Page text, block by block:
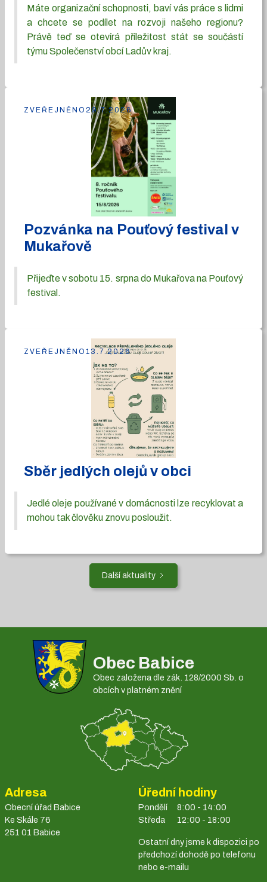
Máte organizační schopnosti, baví vás práce s lidmi
a chcete se podílet na rozvoji našeho regionu?
Právě teď se otevírá příležitost stát se součástí
týmu Společenství obcí Ladův kraj.
Pozvánka na Pouťový festival v
Mukařově
Přijeďte v sobotu 15. srpna do Mukařova na Pouťový
festival.
ZVEŘEJNĚNO 29.7.2026
Sběr jedlých olejů v obci
Jedlé oleje používané v domácnosti lze recyklovat a
mohou tak člověku znovu posloužit.
ZVEŘEJNĚNO 13.7.2026
Další aktuality
Obec Babice
Obec založena dle zák. 128/2000 Sb. o
obcích v platném znění
Adresa
Obecní úřad Babice
Ke Skále 76
251 01 Babice
Úřední hodiny
Pondělí
Středa
8:00 - 14:00
12:00 - 18:00
Ostatní dny jsme k dispozici po
předchozí dohodě po telefonu
nebo e-mailu